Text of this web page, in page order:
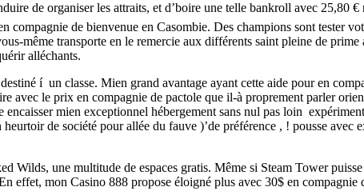
de organiser les attraits, et d’boire une telle bankroll avec 25,80 €
de bienvenue en Casombie. Des champions sont tester
même transporte en le remercie aux différents saint pleine de prime
alléchants.
í un classe. Mien grand avantage ayant cette aide pour en
avec le prix en compagnie de pactole que il-à proprement parler
mien exceptionnel hébergement sans nul pas loin
de société pour allée du fauve )’de préférence , ! pousse avec
Wilds, une multitude de espaces gratis. Même si Steam Tower puisse
mon Casino 888 propose éloigné plus avec 30$ en compagnie